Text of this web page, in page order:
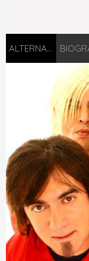
ALTERNATIVA